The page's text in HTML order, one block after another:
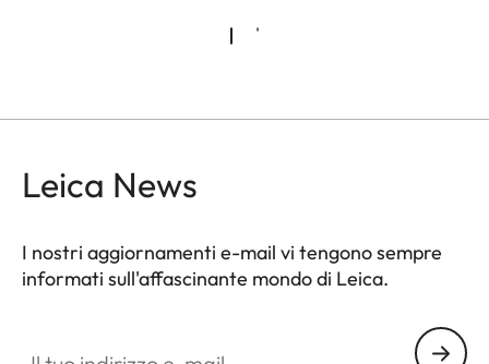
Leica News
I nostri aggiornamenti e-mail vi tengono sempre
informati sull'affascinante mondo di Leica.